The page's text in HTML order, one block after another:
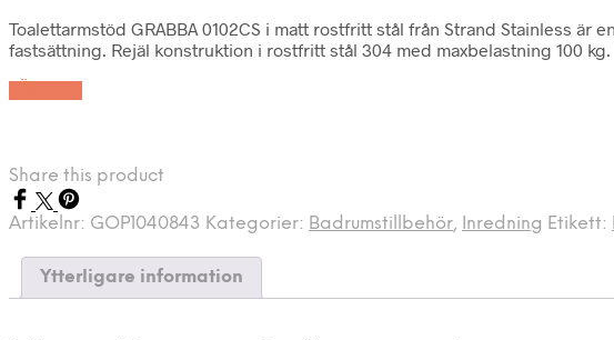
Toalettarmstöd GRABBA 0102CS i matt rostfritt stål från Strand Stainless
fastsättning. Rejäl konstruktion i rostfritt stål 304 med maxbelastning 100 kg.
Share this product
Artikelnr: GOP1040843 Kategorier: Badrumstillbehör, Inredning Etikett:
Ytterligare information